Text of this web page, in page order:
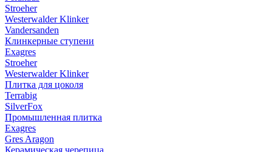
Stroeher
Westerwalder Klinker
Vandersanden
Клинкерные ступени
Exagres
Stroeher
Westerwalder Klinker
Плитка для цоколя
Terrabig
SilverFox
Промышленная плитка
Exagres
Gres Aragon
Керамическая черепица